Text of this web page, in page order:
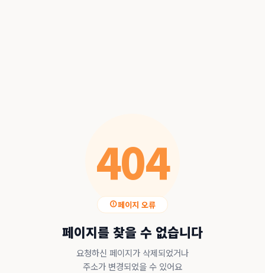
404
페이지 오류
페이지를 찾을 수 없습니다
요청하신 페이지가 삭제되었거나
주소가 변경되었을 수 있어요